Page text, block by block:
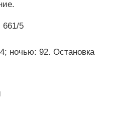
5
ночью: 92. Остановка